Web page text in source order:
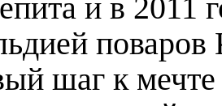
и в 2011
поваров
шаг к